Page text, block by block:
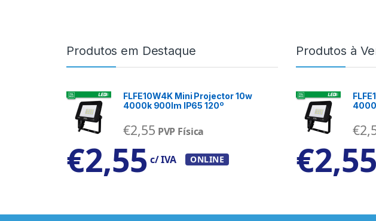
Produtos em Destaque
FLFE10W4K Mini Projector 10w
4000k 900lm IP65 120º
€2,55 PVP Física
€2,55 c/ IVA ONLINE
Produtos à
€
€2,55